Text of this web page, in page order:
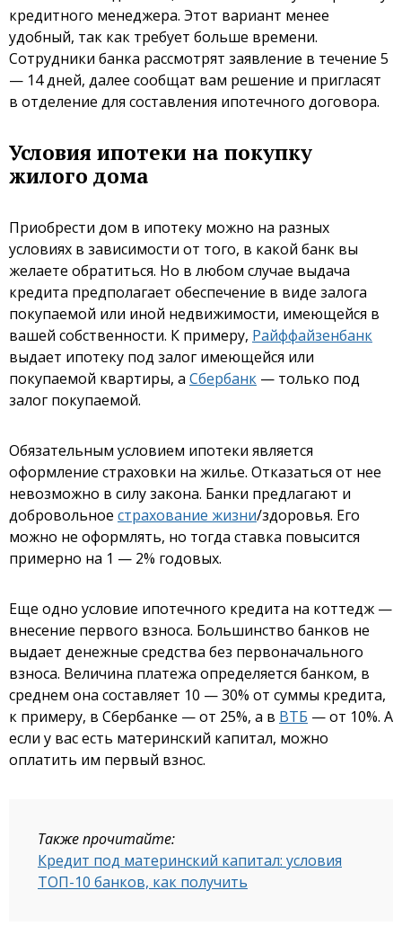
кредитного менеджера. Этот вариант менее
удобный, так как требует больше времени.
Сотрудники банка рассмотрят заявление в течение 5
— 14 дней, далее сообщат вам решение и пригласят
в отделение для составления ипотечного договора.
Условия ипотеки на покупку
жилого дома
Приобрести дом в ипотеку можно на разных
условиях в зависимости от того, в какой банк вы
желаете обратиться. Но в любом случае выдача
кредита предполагает обеспечение в виде залога
покупаемой или иной недвижимости, имеющейся в
вашей собственности. К примеру, Райффайзенбанк
выдает ипотеку под залог имеющейся или
покупаемой квартиры, а Сбербанк — только под
залог покупаемой.
Обязательным условием ипотеки является
оформление страховки на жилье. Отказаться от нее
невозможно в силу закона. Банки предлагают и
добровольное страхование жизни/здоровья. Его
можно не оформлять, но тогда ставка повысится
примерно на 1 — 2% годовых.
Еще одно условие ипотечного кредита на коттедж —
внесение первого взноса. Большинство банков не
выдает денежные средства без первоначального
взноса. Величина платежа определяется банком, в
среднем она составляет 10 — 30% от суммы кредита,
к примеру, в Сбербанке — от 25%, а в ВТБ — от 10%. А
если у вас есть материнский капитал, можно
оплатить им первый взнос.
Также прочитайте:
Кредит под материнский капитал: условия
ТОП-10 банков, как получить